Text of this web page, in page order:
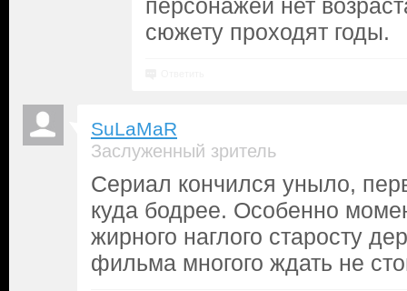
персонажей нет
сюжету проходят годы.
SuLaMaR
Заслуженный зритель
Сериал кончился уныло,
куда бодрее. Особенно
жирного наглого старосту
фильма многого ждать не